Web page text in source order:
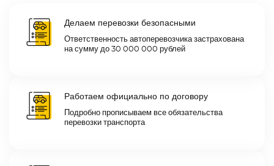
Делаем перевозки безопасными
Ответственность автоперевозчика застрахована
на сумму до 30 000 000 рублей
Работаем официально по договору
Подробно прописываем все обязательства
перевозки транспорта